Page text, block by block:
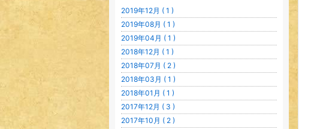
2019年12月 ( 1 )
2019年08月 ( 1 )
2019年04月 ( 1 )
2018年12月 ( 1 )
2018年07月 ( 2 )
2018年03月 ( 1 )
2018年01月 ( 1 )
2017年12月 ( 3 )
2017年10月 ( 2 )